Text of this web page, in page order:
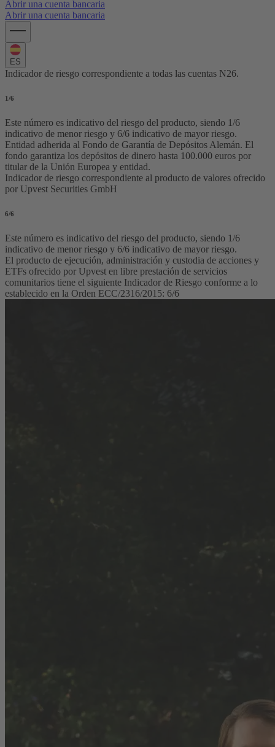
Abrir una cuenta bancaria
Abrir una cuenta bancaria
ES
Indicador de riesgo correspondiente a todas las cuentas N26.
1 /6
Este número es indicativo del riesgo del producto, siendo 1/6
indicativo de menor riesgo y 6/6 indicativo de mayor riesgo.
Entidad adherida al Fondo de Garantía de Depósitos Alemán. El
fondo garantiza los depósitos de dinero hasta 100.000 euros por
titular de la Unión Europea y entidad.
Indicador de riesgo correspondiente al producto de valores ofrecido
por Upvest Securities GmbH
6/6
Este número es indicativo del riesgo del producto, siendo 1/6
indicativo de menor riesgo y 6/6 indicativo de mayor riesgo.
El producto de ejecución, administración y custodia de acciones y
ETFs ofrecido por Upvest en libre prestación de servicios
comunitarios tiene el siguiente Indicador de Riesgo conforme a lo
establecido en la Orden ECC/2316/2015: 6/6